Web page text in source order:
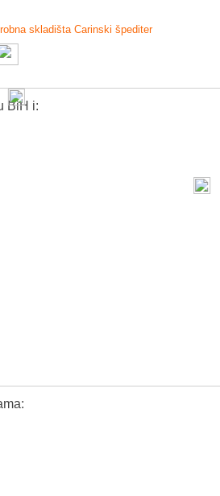
skladišta Carinski špediter
BiH i: